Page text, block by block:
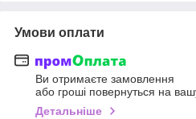
Умови оплати
Ви отримаєте замовлення
або гроші повернуться на
Детальніше